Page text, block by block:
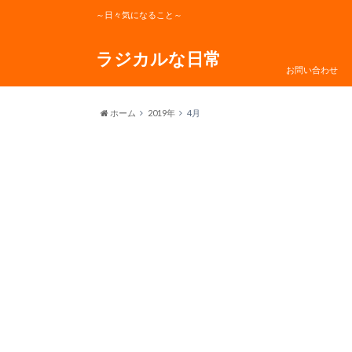
ラジカルな日常
～日々気になること～
お問い合わせ
ホーム 2019年 4月